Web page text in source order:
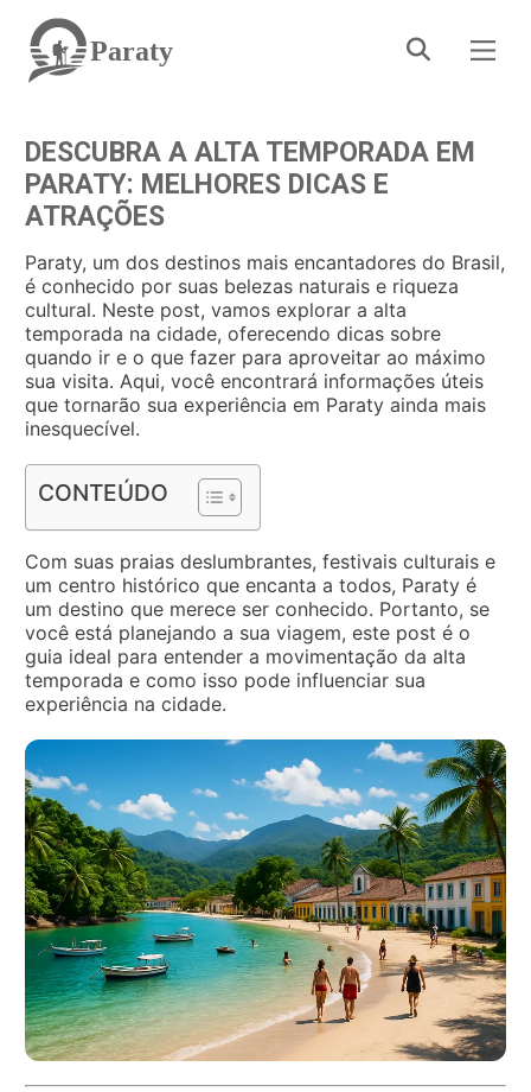
Paraty
DESCUBRA A ALTA TEMPORADA EM
PARATY: MELHORES DICAS E
ATRAÇÕES
Paraty, um dos destinos mais encantadores do Brasil,
é conhecido por suas belezas naturais e riqueza
cultural. Neste post, vamos explorar a alta
temporada na cidade, oferecendo dicas sobre
quando ir e o que fazer para aproveitar ao máximo
sua visita. Aqui, você encontrará informações úteis
que tornarão sua experiência em Paraty ainda mais
inesquecível.
CONTEÚDO
Com suas praias deslumbrantes, festivais culturais e
um centro histórico que encanta a todos, Paraty é
um destino que merece ser conhecido. Portanto, se
você está planejando a sua viagem, este post é o
guia ideal para entender a movimentação da alta
temporada e como isso pode influenciar sua
experiência na cidade.